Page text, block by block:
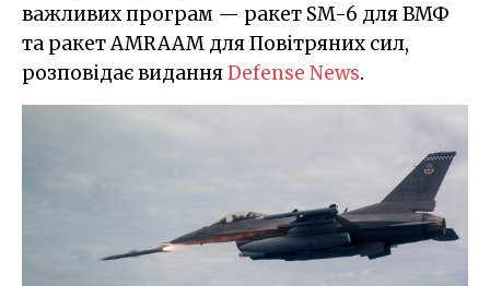
важливих програм — ракет SM-6 для ВМФ
та ракет AMRAAM для Повітряних сил,
розповідає виданняDefense News.